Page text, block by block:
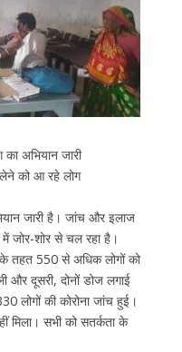
अभियान जारी
को आ रहे लोग
जारी है। जांच और इलाज
जोर-शोर से चल रहा है।
के तहत 550 से अधिक लोगों को
और दूसरी, दोनों डोज लगाई
लोगों की कोरोना जांच हुई।
मिला। सभी को सतर्कता के